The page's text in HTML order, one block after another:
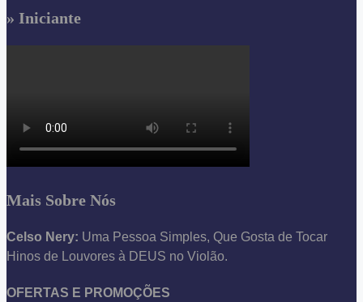
» Iniciante
Mais Sobre Nós
Celso Nery: Uma Pessoa Simples, Que Gosta de Tocar
Hinos de Louvores à DEUS no Violão.
OFERTAS E PROMOÇÕES